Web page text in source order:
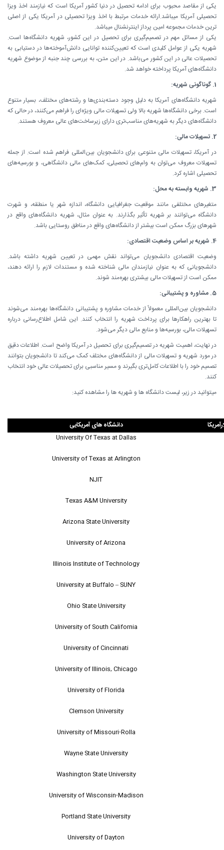
یکی از مقاصد محبوب برای ادامه تحصیل در دنیا کشور آمریکا است که نیازمند اخذ ویزا
تحصیلی آمریکا میباشد.ارائه خدمات مرتبط با اخذ ویزا تحصیلی در آمریکا یکی از اصلی
ترین خدمات مجموعه امین پرداز اینترنشنال میباشد.
یکی از مسائل مهم در تصمیم‌گیری برای تحصیل در این کشور، شهریه دانشگاه‌ها است.
شهریه یکی از عوامل کلیدی است که تعیین‌کننده توانایی دانش‌آموخته‌ها در دستیابی به
تحصیلات عالی در این کشور می‌باشد. در این متن، به بررسی چند جنبه از موضوع شهریه
دانشگاه‌های آمریکا پرداخته خواهد شد.
1. گوناگونی شهریه:
شهریه دانشگاه‌های آمریکا به دلیل وجود دسته‌بندی‌ها و رشته‌های مختلف، بسیار متنوع
است. برخی دانشگاه‌ها شهریه بالا ولی تسهیلات مالی ویژه‌ای را فراهم می‌کنند، در حالی که
دانشگاه‌های دیگر به شهریه‌های مناسب‌تری دارای زیرساخت‌های عالی معروف هستند.
2. تسهیلات مالی:
در آمریکا، تسهیلات مالی متنوعی برای دانشجویان بین‌المللی فراهم شده است. از جمله
تسهیلات معروف می‌توان به وام‌های تحصیلی، کمک‌های مالی دانشگاهی، و بورسیه‌های
تحصیلی اشاره کرد.
3. شهریه وابسته به محل:
متغیرهای مختلفی مانند موقعیت جغرافیایی دانشگاه، اندازه شهر یا منطقه، و شهرت
دانشگاه می‌توانند بر شهریه تأثیر بگذارند. به عنوان مثال، شهریه دانشگاه‌های واقع در
شهرهای بزرگ ممکن است بیشتر از دانشگاه‌های واقع در مناطق روستایی باشد.
4. شهریه بر اساس وضعیت اقتصادی:
وضعیت اقتصادی دانشجویان می‌تواند نقش مهمی در تعیین شهریه داشته باشد.
دانشجویانی که به عنوان نیازمندان مالی شناخته شده و مستندات لازم را ارائه دهند،
ممکن است از تسهیلات مالی بیشتری بهره‌مند شوند.
5. مشاوره و پشتیبانی:
دانشجویان بین‌المللی معمولاً از خدمات مشاوره و پشتیبانی دانشگاه‌ها بهره‌مند می‌شوند
تا بهترین راهکارها برای پرداخت شهریه را انتخاب کنند. این شامل اطلاع‌رسانی درباره
تسهیلات مالی، بورسیه‌ها و منابع مالی دیگر می‌شود.
در نهایت، اهمیت شهریه در تصمیم‌گیری برای تحصیل در آمریکا واضح است. اطلاعات دقیق
در مورد شهریه و تسهیلات مالی از دانشگاه‌های مختلف کمک می‌کند تا دانشجویان بتوانند
تصمیم خود را با اطلاعات کامل‌تری بگیرند و مسیر مناسبی برای تحصیلات عالی خود انتخاب
کنند.
میتوانید در زیر، لیست دانشگاه ها و شهریه ها را مشاهده کنید:
دانشگاه های آمریکایی
University Of Texas at Dallas
University of Texas at Arlington
NJIT
Texas A&M University
Arizona State University
University of Arizona
Illinois Institute of Technology
University at Buffalo – SUNY
Ohio State University
University of South California
University of Cincinnati
University of Illinois, Chicago
University of Florida
Clemson University
University of Missouri-Rolla
Wayne State University
Washington State University
University of Wisconsin-Madison
Portland State University
University of Dayton